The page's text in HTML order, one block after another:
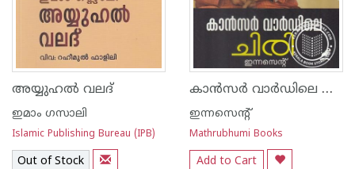
അയ്യുഹല്‍ വലദ്
ഇമാം ഗസാലി
Islamic Publishing Bureau (IPB)
Out of Stock
കാന്‍സര്‍ വാര്‍ഡിലെ ചിരി
ഇന്നസെന്റ്‌
Mathrubhumi Books
Add to Cart